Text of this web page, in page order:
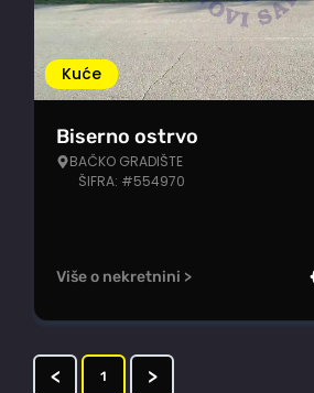
Kuće
Biserno ostrvo
BAČKO GRADIŠTE
ŠIFRA: #554970
Više o nekretnini >
< 1 >